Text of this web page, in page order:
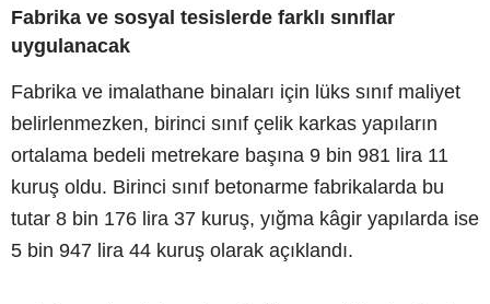
Fabrika ve sosyal tesislerde farklı sınıflar
uygulanacak
Fabrika ve imalathane binaları için lüks sınıf maliyet
belirlenmezken, birinci sınıf çelik karkas yapıların
ortalama bedeli metrekare başına 9 bin 981 lira 11
kuruş oldu. Birinci sınıf betonarme fabrikalarda bu
tutar 8 bin 176 lira 37 kuruş, yığma kâgir yapılarda ise
5 bin 947 lira 44 kuruş olarak açıklandı.